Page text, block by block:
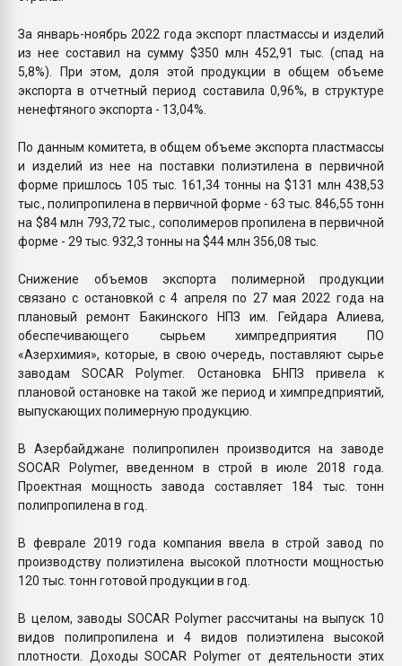
За январь-ноябрь 2022 года экспорт пластмассы и изделий
из нее составил на сумму $350 млн 452,91 тыс. (спад на
5,8%). При этом, доля этой продукции в общем объеме
экспорта в отчетный период составила 0,96%, в структуре
ненефтяного экспорта - 13,04%.
По данным комитета, в общем объеме экспорта пластмассы
и изделий из нее на поставки полиэтилена в первичной
форме пришлось 105 тыс. 161,34 тонны на $131 млн 438,53
тыс., полипропилена в первичной форме - 63 тыс. 846,55 тонн
на $84 млн 793,72 тыс., сополимеров пропилена в первичной
форме - 29 тыс. 932,3 тонны на $44 млн 356,08 тыс.
Снижение объемов экспорта полимерной продукции
связано с остановкой с 4 апреля по 27 мая 2022 года на
плановый ремонт Бакинского НПЗ им. Гейдара Алиева,
обеспечивающего сырьем химпредприятия ПО
«Азерхимия», которые, в свою очередь, поставляют сырье
заводам SOCAR Polymer. Остановка БНПЗ привела к
плановой остановке на такой же период и химпредприятий,
выпускающих полимерную продукцию.
В Азербайджане полипропилен производится на заводе
SOCAR Polymer, введенном в строй в июле 2018 года.
Проектная мощность завода составляет 184 тыс. тонн
полипропилена в год.
В феврале 2019 года компания ввела в строй завод по
производству полиэтилена высокой плотности мощностью
120 тыс. тонн готовой продукции в год.
В целом, заводы SOCAR Polymer рассчитаны на выпуск 10
видов полипропилена и 4 видов полиэтилена высокой
плотности. Доходы SOCAR Polymer от деятельности этих